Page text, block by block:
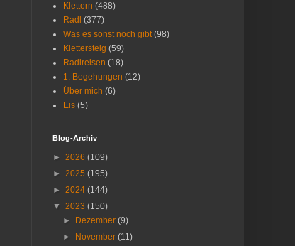
Klettern (488)
Radl (377)
Was es sonst noch gibt (98)
Klettersteig (59)
Radlreisen (18)
1. Begehungen (12)
Über mich (6)
Eis (5)
Blog-Archiv
► 2026 (109)
► 2025 (195)
► 2024 (144)
▼ 2023 (150)
►
Dezember(9)
►
November(11)